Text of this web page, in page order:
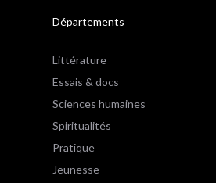
Départements
Littérature
Essais & docs
Sciences humaines
Spiritualités
Pratique
Jeunesse